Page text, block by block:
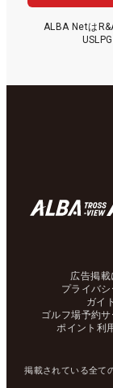
ALBA Netは
広告掲載
プライバ
ガイ
ゴルフ場予約
ポイント利
掲載されている全て